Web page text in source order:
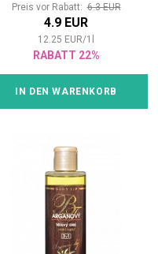
Preis vor Rabatt:6.3 EUR
4.9 EUR
12.25 EUR/1
RABATT 22%
IN DEN WARENKORB